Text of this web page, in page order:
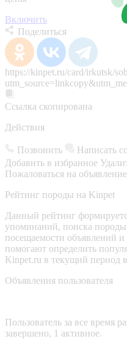
Включить
Поделиться
https://kinpet.ru/card/irkutsk/
Ссылка скопирована
Действия
Позвонить Написать
Добавить в избранное
Пожаловаться на объявление
Рейтинг породы на Kinpet
Данный рейтинг
упоминаний, поиска породы
посещаемости объявлений
помогают определить
Kinpet.ru в текущий период
Объявления пользователя
Пользователь за все время
завершено, 1 активное.